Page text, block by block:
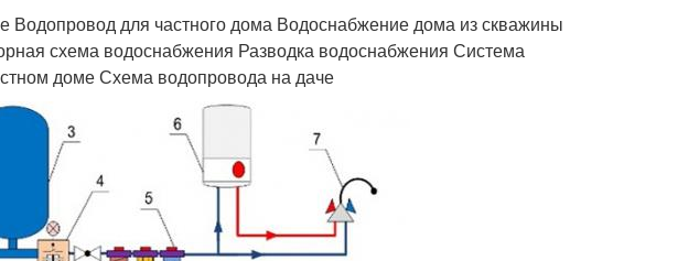
Водопровод для частного дома Водоснабжение дома из скважины
схема водоснабжения Разводка водоснабжения Система
доме Схема водопровода на даче